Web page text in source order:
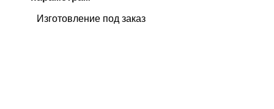
Изготовление под заказ